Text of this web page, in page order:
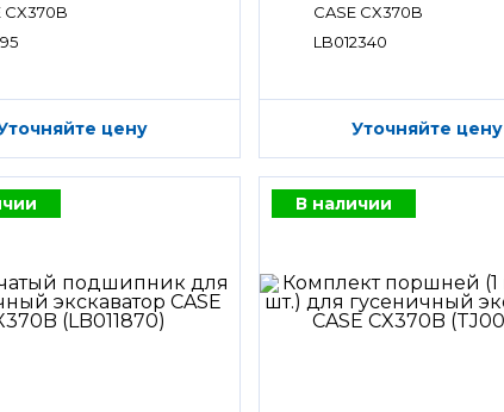
CX370B
цену
CASE CX370B
LB012340
Уточняйте цену
В наличии